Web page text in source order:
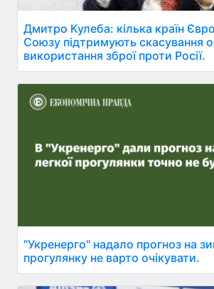
Дмитро Кулеба: кілька країн
Союзу підтримують скасування
використання зброї проти Росії.
"Укренерго" надало прогноз на
прогулянку не варто очікувати.